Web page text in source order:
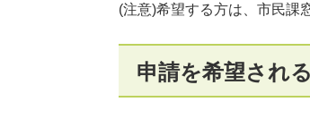
(注意)希望する方は、市民課
申請を希望され